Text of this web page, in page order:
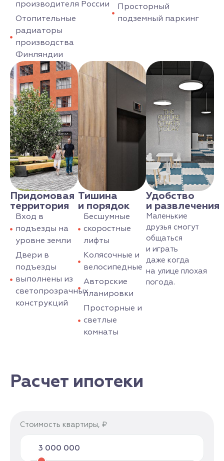
производителя России
Отопительные
радиаторы
производства
Финляндии
Просторный
подземный паркинг
Придомовая
территория
Вход в
подъезды на
уровне земли
Двери в
подъезды
выполнены из
светопрозрачных
конструкций
Тишина
и порядок
Бесшумные
скоростные
лифты
Колясочные и
велосипедные
Авторские
планировки
Просторные и
светлые
комнаты
Удобство
и развлечения
Маленькие
друзья смогут
общаться
и играть
даже когда
на улице плохая
погода.
Расчет ипотеки
Стоимость квартиры, ₽